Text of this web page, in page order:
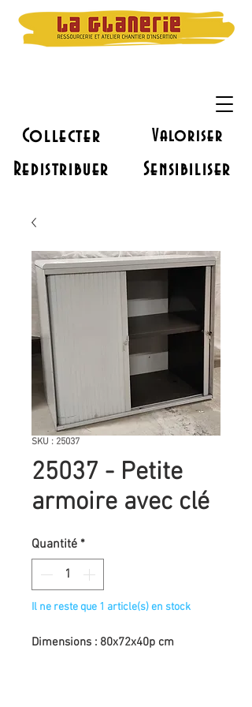
Collecter Valoriser
Redistribuer Sensibiliser
SKU : 25037
25037 - Petite
armoire avec clé
Quantité *
Il ne reste que 1 article(s) en stock
Dimensions : 80x72x40p cm